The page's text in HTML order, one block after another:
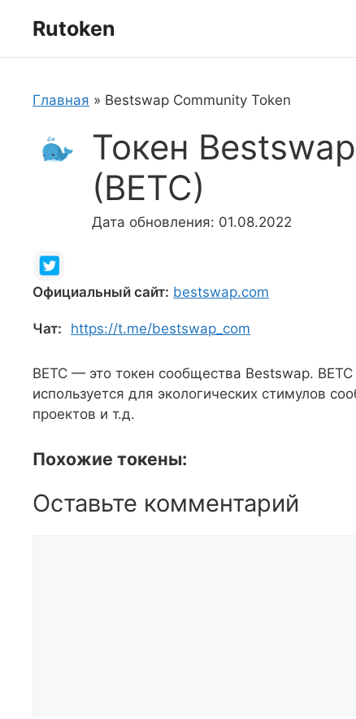
Rutoken
Главная » Bestswap Community Token
Токен
(BETC)
Дата обновления: 01.08.2022
Официальный сайт: bestswap.com
Чат: https://t.me/bestswap_com
BETC — это токен сообщества Bestswap.
используется для экологических стимулов
проектов и т.д.
Похожие токены:
Оставьте комментарий